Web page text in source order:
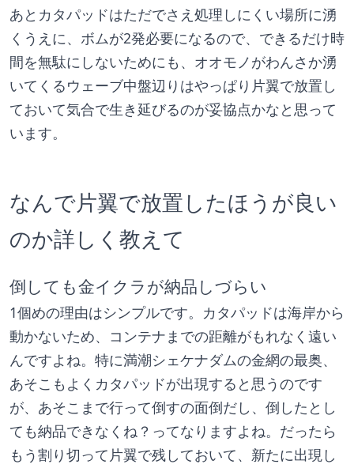
あとカタパッドはただでさえ処理しにくい場所に湧
くうえに、ボムが2発必要になるので、できるだけ時
間を無駄にしないためにも、オオモノがわんさか湧
いてくるウェーブ中盤辺りはやっぱり片翼で放置し
ておいて気合で生き延びるのが妥協点かなと思って
います。
なんで片翼で放置したほうが良い
のか詳しく教えて
倒しても金イクラが納品しづらい
1個めの理由はシンプルです。カタパッドは海岸から
動かないため、コンテナまでの距離がもれなく遠い
んですよね。特に満潮シェケナダムの金網の最奥、
あそこもよくカタパッドが出現すると思うのです
が、あそこまで行って倒すの面倒だし、倒したとし
ても納品できなくね？ってなりますよね。だったら
もう割り切って片翼で残しておいて、新たに出現し